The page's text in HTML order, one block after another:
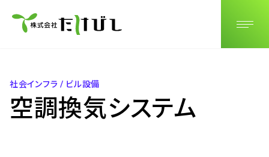
社会インフラ / ビル設備
空調換気システム